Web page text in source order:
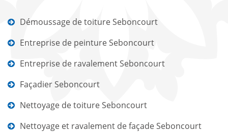
Démoussage de toiture Seboncourt
Entreprise de peinture Seboncourt
Entreprise de ravalement Seboncourt
Façadier Seboncourt
Nettoyage de toiture Seboncourt
Nettoyage et ravalement de façade Seboncourt